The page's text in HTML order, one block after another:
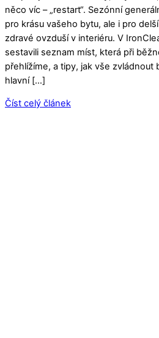
něco víc – „restart“. Sezónní
pro krásu vašeho bytu, ale i pro
zdravé ovzduší v interiéru. V
sestavili seznam míst, která při
přehlížíme, a tipy, jak vše zvládnout
hlavní […]
Číst celý článek